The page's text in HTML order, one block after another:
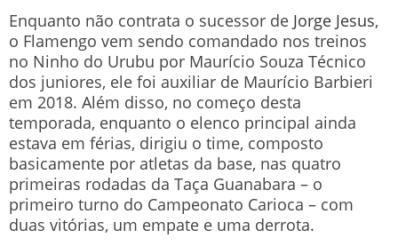
Enquanto não contrata o sucessor de Jorge Jesus,
o Flamengo vem sendo comandado nos treinos
no Ninho do Urubu por Maurício Souza Técnico
dos juniores, ele foi auxiliar de Maurício Barbieri
em 2018. Além disso, no começo desta
temporada, enquanto o elenco principal ainda
estava em férias, dirigiu o time, composto
basicamente por atletas da base, nas quatro
primeiras rodadas da Taça Guanabara – o
primeiro turno do Campeonato Carioca – com
duas vitórias, um empate e uma derrota.